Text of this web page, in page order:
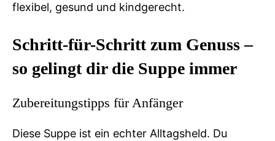
flexibel, gesund und kindgerecht.
Schritt-für-Schritt zum Genuss –
so gelingt dir die Suppe immer
Zubereitungstipps für Anfänger
Diese Suppe ist ein echter Alltagsheld. Du